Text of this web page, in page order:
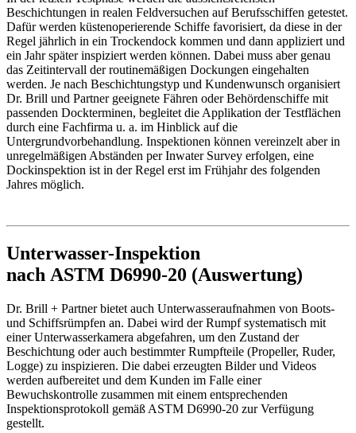
Beschichtungen in realen Feldversuchen auf Berufsschiffen getestet.
Dafür werden küstenoperierende Schiffe favorisiert, da diese in der
Regel jährlich in ein Trockendock kommen und dann appliziert und
ein Jahr später inspiziert werden können. Dabei muss aber genau
das Zeitintervall der routinemäßigen Dockungen eingehalten
werden. Je nach Beschichtungstyp und Kundenwunsch organisiert
Dr. Brill und Partner geeignete Fähren oder Behördenschiffe mit
passenden Dockterminen, begleitet die Applikation der Testflächen
durch eine Fachfirma u. a. im Hinblick auf die
Untergrundvorbehandlung. Inspektionen können vereinzelt aber in
unregelmäßigen Abständen per Inwater Survey erfolgen, eine
Dockinspektion ist in der Regel erst im Frühjahr des folgenden
Jahres möglich.
Unterwasser-Inspektion
nach ASTM D6990-20 (Auswertung)
Dr. Brill + Partner bietet auch Unterwasseraufnahmen von Boots-
und Schiffsrümpfen an. Dabei wird der Rumpf systematisch mit
einer Unterwasserkamera abgefahren, um den Zustand der
Beschichtung oder auch bestimmter Rumpfteile (Propeller, Ruder,
Logge) zu inspizieren. Die dabei erzeugten Bilder und Videos
werden aufbereitet und dem Kunden im Falle einer
Bewuchskontrolle zusammen mit einem entsprechenden
Inspektionsprotokoll gemäß ASTM D6990-20 zur Verfügung
gestellt.